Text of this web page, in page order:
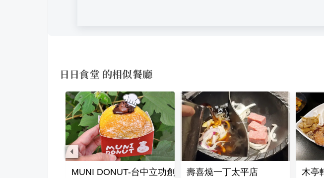
日日食堂 的相似餐廳
FM STATION 太平店MUNI DONUT-台中立功創始店壽喜燒一丁太平店 木亭